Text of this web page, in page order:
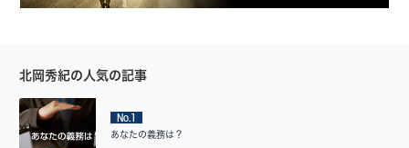
北岡秀紀の人気の記事
No.1
あなたの義務は？